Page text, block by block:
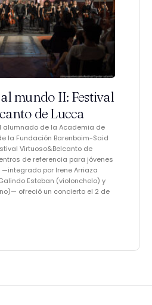
mundo II: Festival
de Lucca
alumnado de la Academia de
la Fundación Barenboim-Said
Virtuoso&Belcanto de
de referencia para jóvenes
por Irene Arriaza
Esteban (violonchelo) y
ofreció un concierto el 2 de